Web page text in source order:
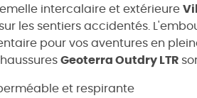
intercalaire et extérieure
les sentiers accidentés.
pour vos aventures en
Geoterra Outdry LTR
et respirante